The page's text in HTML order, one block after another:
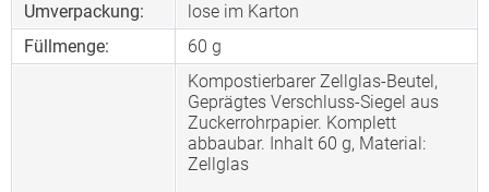
Umverpackung:
lose im Karton
Füllmenge:
60 g
Kompostierbarer Zellglas-Beutel,
Geprägtes Verschluss-Siegel aus
Zuckerrohrpapier. Komplett
abbaubar. Inhalt 60 g, Material:
Zellglas